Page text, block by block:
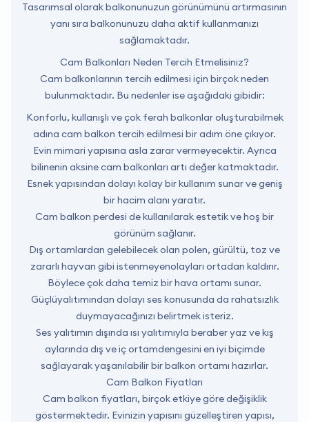
Tasarımsal olarak balkonunuzun görünümünü artırmasının
yanı sıra balkonunuzu daha aktif kullanmanızı
sağlamaktadır.
Cam Balkonları Neden Tercih Etmelisiniz?
Cam balkonlarının tercih edilmesi için birçok neden
bulunmaktadır. Bu nedenler ise aşağıdaki gibidir:
Konforlu, kullanışlı ve çok ferah balkonlar oluşturabilmek
adına cam balkon tercih edilmesi bir adım öne çıkıyor.
Evin mimari yapısına asla zarar vermeyecektir. Ayrıca
bilinenin aksine cam balkonları artı değer katmaktadır.
Esnek yapısından dolayı kolay bir kullanım sunar ve geniş
bir hacim alanı yaratır.
Cam balkon perdesi de kullanılarak estetik ve hoş bir
görünüm sağlanır.
Dış ortamlardan gelebilecek olan polen, gürültü, toz ve
zararlı hayvan gibi istenmeyenolayları ortadan kaldırır.
Böylece çok daha temiz bir hava ortamı sunar.
Güçlüyalıtımından dolayı ses konusunda da rahatsızlık
duymayacağınızı belirtmek isteriz.
Ses yalıtımın dışında ısı yalıtımıyla beraber yaz ve kış
aylarında dış ve iç ortamdengesini en iyi biçimde
sağlayarak yaşanılabilir bir balkon ortamı hazırlar.
Cam Balkon Fiyatları
Cam balkon fiyatları, birçok etkiye göre değişiklik
göstermektedir. Evinizin yapısını güzelleştiren yapısı,